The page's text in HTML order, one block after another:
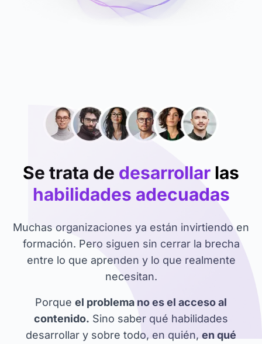
Se trata de desarrollar las
habilidades adecuadas
Muchas organizaciones ya están invirtiendo en
formación. Pero siguen sin cerrar la brecha
entre lo que aprenden y lo que realmente
necesitan.
Porque el problema no es el acceso al
contenido. Sino saber qué habilidades
desarrollar y sobre todo, en quién, en qué